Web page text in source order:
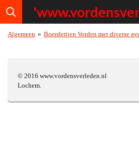
Ga
direct
de
'www.vordensv
Algemeen » Boerderijen Vorden met diverse
© 2016
Lochem.